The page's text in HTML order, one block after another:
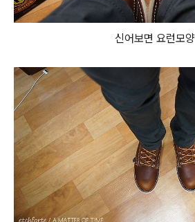
신어보면 요런모양